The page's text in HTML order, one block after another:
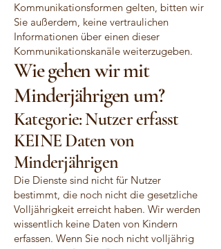
Kommunikationsformen gelten, bitten wir
Sie außerdem, keine vertraulichen
Informationen über einen dieser
Kommunikationskanäle weiterzugeben.
Wie gehen wir mit
Minderjährigen um?
Kategorie: Nutzer erfasst
KEINE Daten von
Minderjährigen
Die Dienste sind nicht für Nutzer
bestimmt, die noch nicht die gesetzliche
Volljährigkeit erreicht haben. Wir werden
wissentlich keine Daten von Kindern
erfassen. Wenn Sie noch nicht volljährig